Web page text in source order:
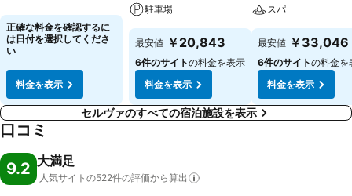
正確な料金を確認するに
は日付を選択してくださ
い
料金を表示
駐車場
最安値 ￥20,843
6件のサイトの料金を表示
料金を表示
スパ
最安値 ￥33,046
6件のサイトの料金を
料金を表示
セルヴァのすべての宿泊施設を表示
口コミ
9.2 大満足
人気サイトの522件の評価から算出